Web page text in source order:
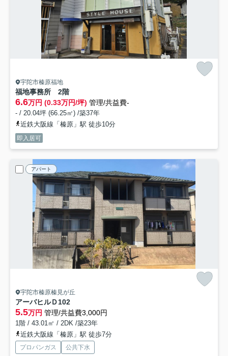
宇陀市榛原福地
福地事務所 2階
6.6万円 (0.33万円/坪) 管理/共益費-
- / 20.04坪 (66.25㎡) /築37年
近鉄大阪線「榛原」駅 徒歩10分
即入居可
アパート
宇陀市榛原榛見が丘
アーバヒルＤ102
5.5万円 管理/共益費3,000円
1階 / 43.01㎡ / 2DK /築23年
近鉄大阪線「榛原」駅 徒歩7分
プロパンガス
公共下水